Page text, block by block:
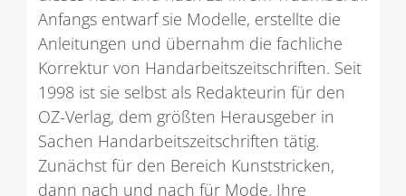
Anfangs entwarf sie Modelle, erstellte die
Anleitungen und übernahm die fachliche
Korrektur von Handarbeitszeitschriften. Seit
1998 ist sie selbst als Redakteurin für den
OZ-Verlag, dem größten Herausgeber in
Sachen Handarbeitszeitschriften tätig.
Zunächst für den Bereich Kunststricken,
dann nach und nach für Mode. Ihre